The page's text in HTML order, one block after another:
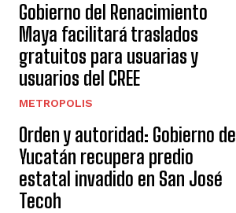
Gobierno del Renacimiento
Maya facilitará traslados
gratuitos para usuarias y
usuarios del CREE
METROPOLIS
Orden y autoridad: Gobierno de
Yucatán recupera predio
estatal invadido en San José
Tecoh